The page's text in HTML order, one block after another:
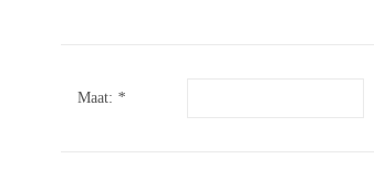
Maat: *